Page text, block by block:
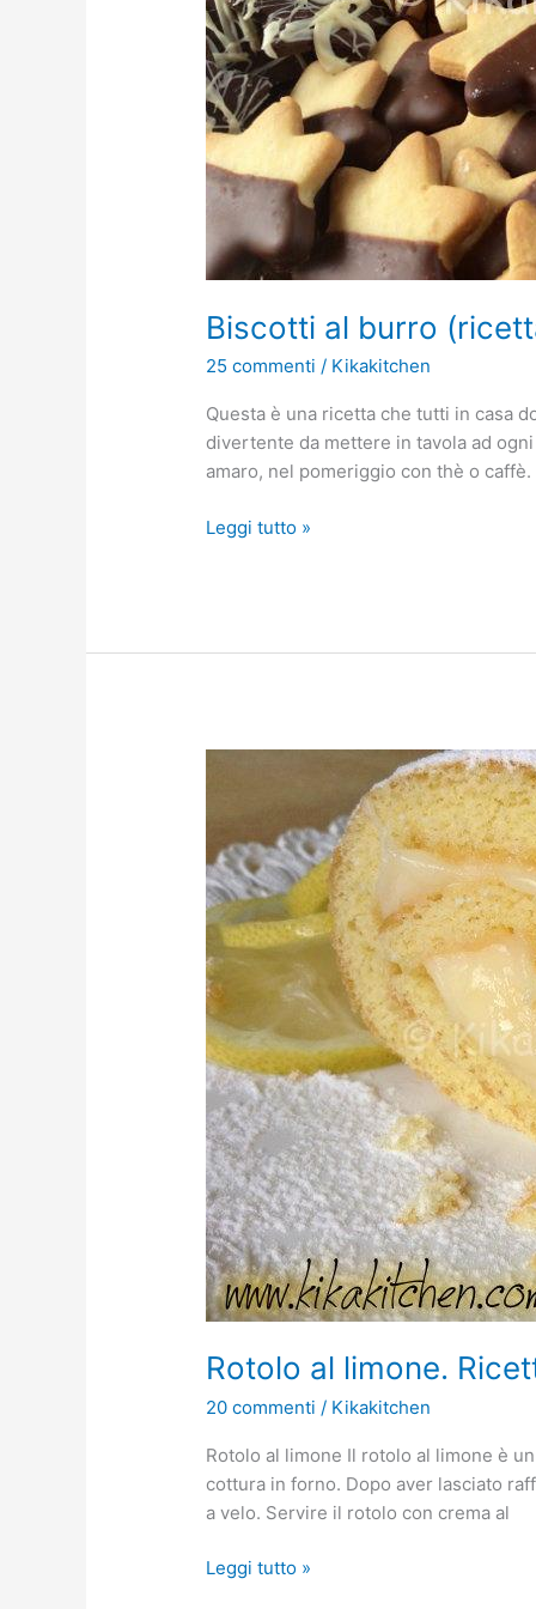
Biscotti al burro
25 commenti / Kikakitchen
Questa è una ricetta che tutti in casa
divertente da mettere in tavola ad
amaro, nel pomeriggio con thè o
Leggi tutto »
Rotolo al limone.
20 commenti / Kikakitchen
Rotolo al limone Il rotolo al limone è
cottura in forno. Dopo aver lasciato
a velo. Servire il rotolo con crema al
limone.
Ricetta
fotografata
passo
passo
Leggi tutto »